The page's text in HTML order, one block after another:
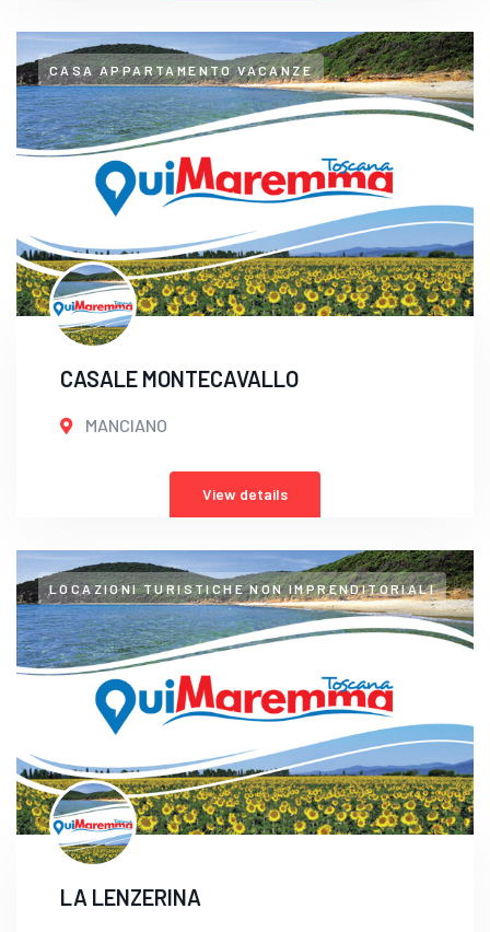
CASA APPARTAMENTO VACANZE
CASALE MONTECAVALLO
MANCIANO
View details
LOCAZIONI TURISTICHE NON IMPRENDITORIALI
LA LENZERINA